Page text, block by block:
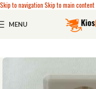
Skip to navigationSkip to main content
MENU